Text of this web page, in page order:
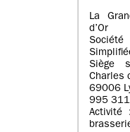
La
d’Or
Siège
Charles
69006
995 311
Activité